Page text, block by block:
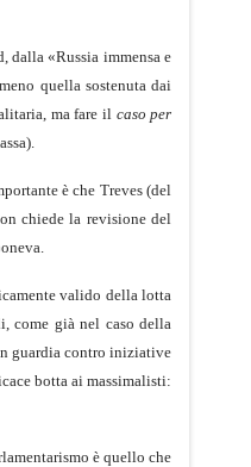
dalla «Russia immensa e
quella sostenuta dai
ma fare il caso per
è che Treves (del
chiede la revisione del
valido della lotta
come già nel caso della
guardia contro iniziative
botta ai massimalisti:
è quello che